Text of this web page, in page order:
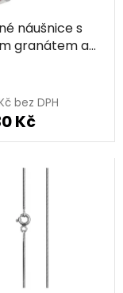
náušnice s
granátem a
bez DPH
Kč